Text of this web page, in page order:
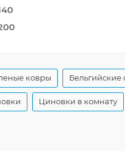
ковры Бельгийские
Циновки в комнату